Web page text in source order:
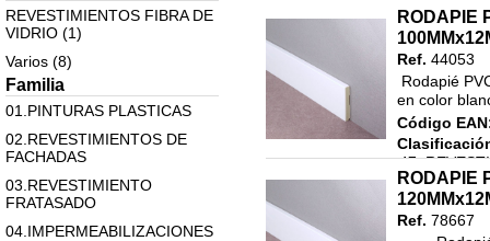
REVESTIMIENTOS FIBRA DE
VIDRIO (1)
Varios (8)
Familia
01.PINTURAS PLASTICAS
02.REVESTIMIENTOS DE
FACHADAS
03.REVESTIMIENTO
FRATASADO
04.IMPERMEABILIZACIONES
RODAPIE
Ref. 44053
en color
Código
47.
Varios
RODAPIE
Ref. 78667